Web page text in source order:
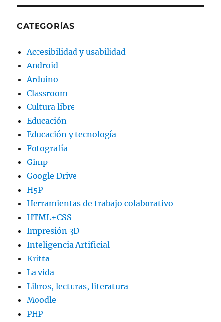
entradas
ERIONA
CATEGORÍAS
Accesibilidad y usabilidad
Android
Arduino
Classroom
Cultura libre
Educación
Educación y tecnología
Fotografía
Gimp
Google Drive
H5P
Herramientas de trabajo colaborativo
HTML+CSS
Impresión 3D
Inteligencia Artificial
Kritta
La vida
Libros, lecturas, literatura
Moodle
PHP